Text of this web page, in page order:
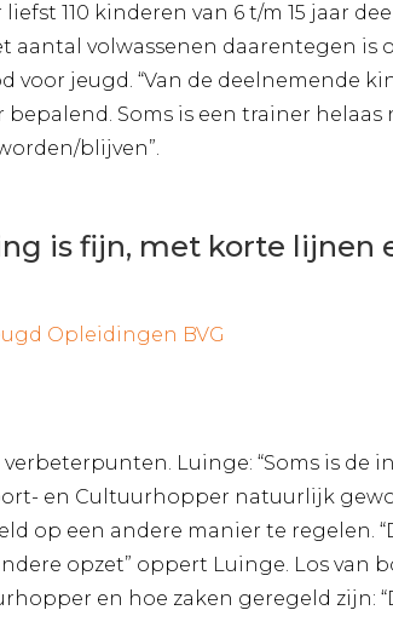
110 kinderen van 6 t/m 15 jaar
aantal volwassenen daarentegen
voor jeugd. “Van de deelnemende
bepalend. Soms is een trainer
blijven”.
is fijn, met korte lijnen
Opleidingen BVG
Luinge: “Soms is
en Cultuurhopper natuurlijk
op een andere manier te regelen.
opzet” oppert Luinge. Los van
en hoe zaken geregeld zijn: